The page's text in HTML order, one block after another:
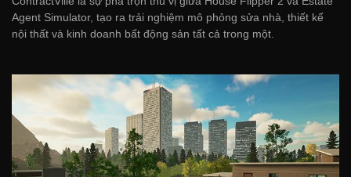
Agent Simulator, tạo ra trải nghiệm mô phỏng sửa nhà, thiết kế
nội thất và kinh doanh bất động sản tất cả trong một.